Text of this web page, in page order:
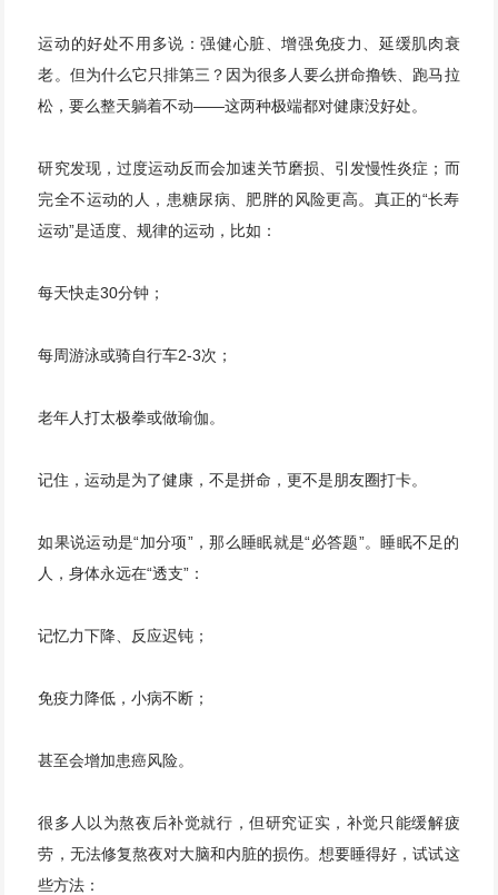
运动的好处不用多说：强健心脏、增强免疫力、延缓肌肉衰
老。但为什么它只排第三？因为很多人要么拼命撸铁、跑马拉
松，要么整天躺着不动——这两种极端都对健康没好处。
研究发现，过度运动反而会加速关节磨损、引发慢性炎症；而
完全不运动的人，患糖尿病、肥胖的风险更高。真正的“长寿
运动”是适度、规律的运动，比如：
每天快走30分钟；
每周游泳或骑自行车2-3次；
老年人打太极拳或做瑜伽。
记住，运动是为了健康，不是拼命，更不是朋友圈打卡。
如果说运动是“加分项”，那么睡眠就是“必答题”。睡眠不足的
人，身体永远在“透支”：
记忆力下降、反应迟钝；
免疫力降低，小病不断；
甚至会增加患癌风险。
很多人以为熬夜后补觉就行，但研究证实，补觉只能缓解疲
劳，无法修复熬夜对大脑和内脏的损伤。想要睡得好，试试这
些方法：